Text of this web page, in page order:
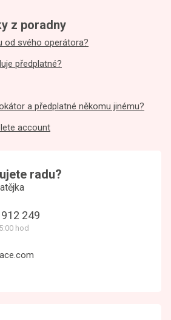
z poradny
od svého operátora?
předplatné?
a předplatné někomu jinému?
account
radu?
249
hod